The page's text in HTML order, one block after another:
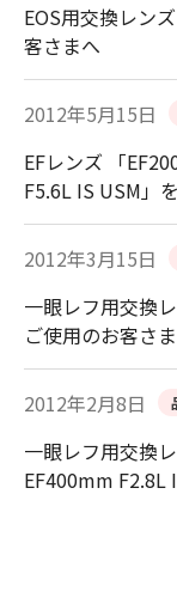
EOS用交換レン
客さまへ
2012年5月15日
EFレンズ 「
F5.6L IS USM」
2012年3月15日
一眼レフ用交換
ご使用のお客さ
2012年2月8日
一眼レフ用交換
EF400mm F2.8L